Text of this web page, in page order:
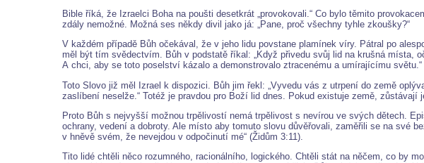
Bible říká, že Izraelci Boha na poušti desetkrát „provokovali.“ Co bylo těmito
zdály nemožné. Možná ses někdy divil jako já: „Pane, proč všechny tyhle zkoušky?“
V každém případě Bůh očekával, že v jeho lidu povstane plamínek víry. Pátral po
měl být tím svědectvím. Bůh v podstatě říkal: „Když přivedu svůj lid na krušná místa,
A chci, aby se toto poselství kázalo a demonstrovalo ztracenému a umírajícímu světu.“
Toto Slovo již měl Izrael k dispozici. Bůh jim řekl: „Vyvedu vás z utrpení do země
zaslíbení neselže.“ Totéž je pravdou pro Boží lid dnes. Pokud existuje země,
Proto Bůh s nejvyšší možnou trpělivostí nemá trpělivost s nevírou ve svých dětech.
ochrany, vedení a dobroty. Ale místo aby tomuto slovu důvěřovali, zaměřili se na své
v hněvě svém, že nevejdou v odpočinutí mé“ (Židům 3:11).
Tito lidé chtěli něco rozumného, racionálního, logického. Chtěli stát na něčem, co by